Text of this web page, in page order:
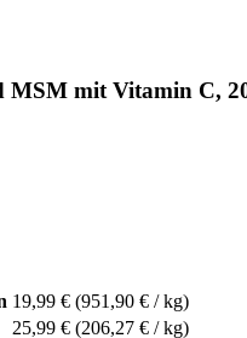
MSM mit Vitamin C,
19,99 € (951,90 € / kg)
25,99 € (206,27 € / kg)